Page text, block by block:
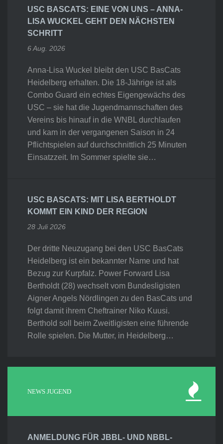
USC BASCATS: EINE VON UNS – ANNA-
LISA WUCKEL GEHT DEN NÄCHSTEN
SCHRITT
6 Aug. 2026
Anna-Lisa Wuckel bleibt den USC BasCats
Heidelberg erhalten. Die 18-Jährige ist als
Combo Guard ein echtes Eigengewächs des
USC – sie hat die Jugendmannschaften des
Vereins bis hinauf in die WNBL durchlaufen
und kam in der vergangenen Saison in 24
Pflichtspielen auf durchschnittlich 25 Minuten
Einsatzzeit. Im Sommer spielte sie…
USC BASCATS: MIT LISA BERTHOLDT
KOMMT EIN KIND DER REGION
28 Juli 2026
Der dritte Neuzugang bei den USC BasCats
Heidelberg ist ein bekannter Name und hat
Bezug zur Kurpfalz. Power Forward Lisa
Bertholdt (28) wechselt vom Bundesligisten
Aigner Angels Nördlingen zu den BasCats und
folgt damit ihrem Cheftrainer Niko Kuusi.
Berthold soll beim Zweitligisten eine führende
Rolle spielen. Die Mutter, in Heidelberg…
NEWS JUGEND
ANMELDUNG FÜR JBBL- UND NBBL-